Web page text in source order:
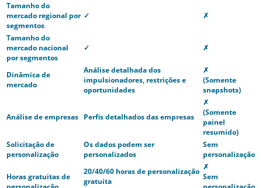
Tamanho do
mercado regional por
segmentos
✓ ✗
Tamanho do
mercado nacional
por segmentos
✓ ✗
Dinâmica de
mercado
Análise detalhada dos
impulsionadores, restrições e
oportunidades
✗
(Somente
snapshots)
Análise de empresas Perfis detalhados das empresas
✗
(Somente
painel
resumido)
Solicitação de
personalização
Os dados podem ser
personalizados
Sem
personalização
Horas gratuitas de
20/40/60 horas de personalização
gratuita
✗
Sem